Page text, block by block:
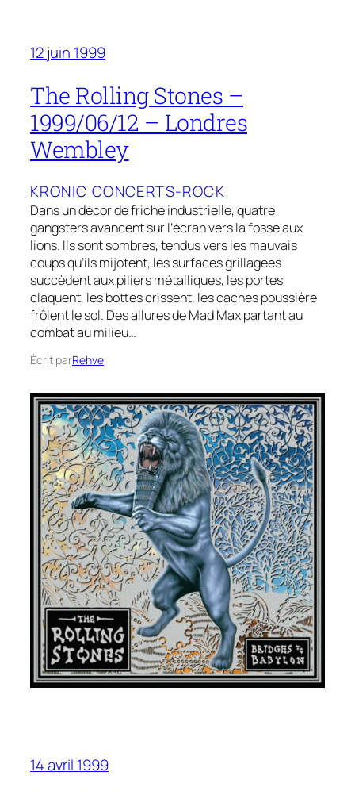
12 juin 1999
The Rolling Stones –
1999/06/12 – Londres
Wembley
KRONIC CONCERTS-ROCK
Dans un décor de friche industrielle, quatre
gangsters avancent sur l’écran vers la fosse aux
lions. Ils sont sombres, tendus vers les mauvais
coups qu’ils mijotent, les surfaces grillagées
succèdent aux piliers métalliques, les portes
claquent, les bottes crissent, les caches poussière
frôlent le sol. Des allures de Mad Max partant au
combat au milieu…
Écrit parRehve
14 avril 1999